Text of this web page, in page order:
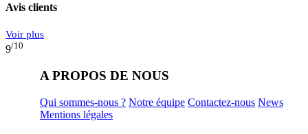
Avis clients
Voir plus
9/10
A PROPOS DE NOUS
Qui sommes-nous ? Notre équipe Contactez-nous News
Mentions légales